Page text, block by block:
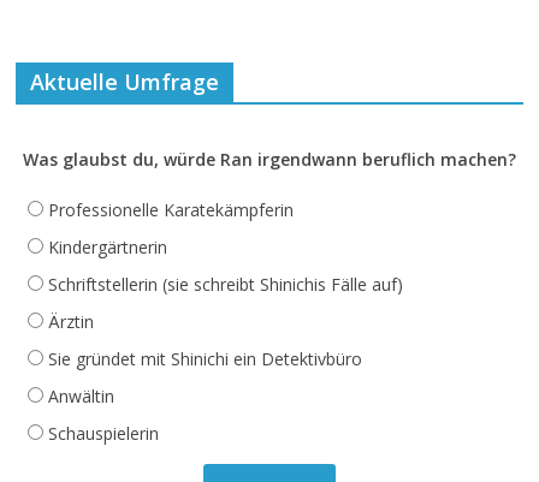
Aktuelle Umfrage
Was glaubst du, würde Ran irgendwann beruflich machen?
Professionelle Karatekämpferin
Kindergärtnerin
Schriftstellerin (sie schreibt Shinichis Fälle auf)
Ärztin
Sie gründet mit Shinichi ein Detektivbüro
Anwältin
Schauspielerin